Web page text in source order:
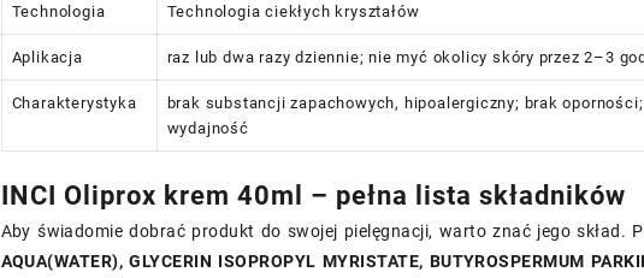
Technologia Technologia ciekłych kryształów
Aplikacja raz lub dwa razy dziennie; nie myć okolicy skóry przez 2–3
Charakterystyka
brak substancji zapachowych, hipoalergiczny; brak
wydajność
INCI Oliprox krem 40ml – pełna lista składników
Aby świadomie dobrać produkt do swojej pielęgnacji, warto znać jego skład.
AQUA(WATER), GLYCERIN ISOPROPYL MYRISTATE, BUTYROSPERMUM